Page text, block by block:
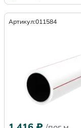
Артикул:011584